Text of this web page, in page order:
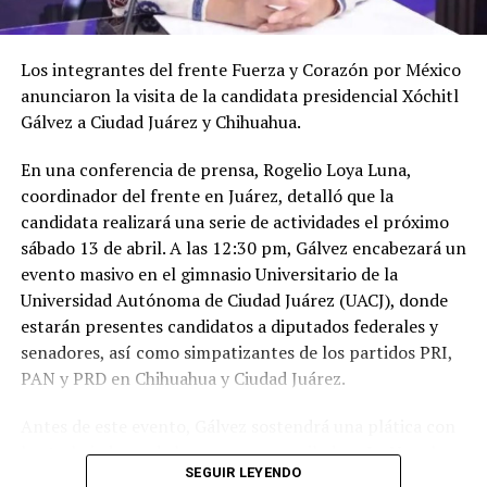
Los integrantes del frente Fuerza y Corazón por México
anunciaron la visita de la candidata presidencial Xóchitl
Gálvez a Ciudad Juárez y Chihuahua.
En una conferencia de prensa, Rogelio Loya Luna,
coordinador del frente en Juárez, detalló que la
candidata realizará una serie de actividades el próximo
sábado 13 de abril. A las 12:30 pm, Gálvez encabezará un
evento masivo en el gimnasio Universitario de la
Universidad Autónoma de Ciudad Juárez (UACJ), donde
estarán presentes candidatos a diputados federales y
senadores, así como simpatizantes de los partidos PRI,
PAN y PRD en Chihuahua y Ciudad Juárez.
los trabajadores de la empresa maquiladora La Nogalera,
una empresa 100% juarense. Loya Luna destacó la
SEGUIR LEYENDO